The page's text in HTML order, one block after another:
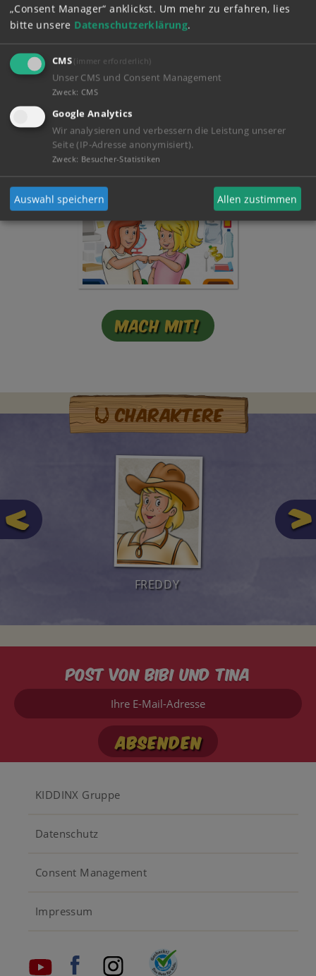
Mein Tagebuch!
Mach mit!
Charaktere
FREDDY
Post von Bibi und Tina
Ihre
Mail-
Footer
KIDDINX Gruppe
Datenschutz
Consent Management
Impressum
Social
„Consent Manager“ anklickst. Um mehr zu erfahren, lies
bitte unsere Datenschutzerklärung.
CMS (immer erforderlich)
Unser CMS und Consent Management
Zweck: CMS
Google Analytics
Wir analysieren und verbessern die Leistung unserer
Seite (IP-Adresse anonymisiert).
Zweck: Besucher-Statistiken
Auswahl speichern Allen zustimmen